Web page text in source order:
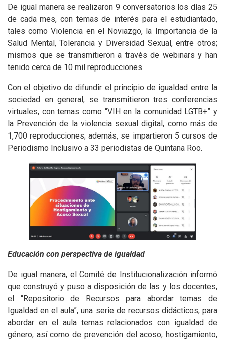
De igual manera se realizaron 9 conversatorios los días 25
de cada mes, con temas de interés para el estudiantado,
tales como Violencia en el Noviazgo, la Importancia de la
Salud Mental, Tolerancia y Diversidad Sexual, entre otros;
mismos que se transmitieron a través de webinars y han
tenido cerca de 10 mil reproducciones.
Con el objetivo de difundir el principio de igualdad entre la
sociedad en general, se transmitieron tres conferencias
virtuales, con temas como “VIH en la comunidad LGTB+” y
la Prevención de la violencia sexual digital, como más de
1,700 reproducciones; además, se impartieron 5 cursos de
Periodismo Inclusivo a 33 periodistas de Quintana Roo.
Educación con perspectiva de igualdad
De igual manera, el Comité de Institucionalización informó
que construyó y puso a disposición de las y los docentes,
el “Repositorio de Recursos para abordar temas de
Igualdad en el aula”, una serie de recursos didácticos, para
abordar en el aula temas relacionados con igualdad de
género, así como de prevención del acoso, hostigamiento,